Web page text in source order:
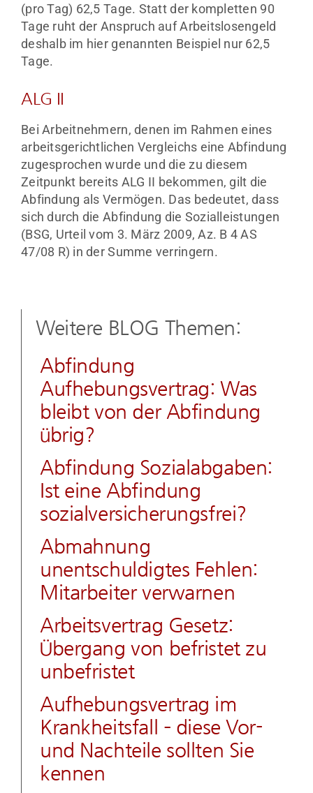
(pro Tag) 62,5 Tage. Statt der kompletten 90
Tage ruht der Anspruch auf Arbeitslosengeld
deshalb im hier genannten Beispiel nur 62,5
Tage.
ALG II
Bei Arbeitnehmern, denen im Rahmen eines
arbeitsgerichtlichen Vergleichs eine Abfindung
zugesprochen wurde und die zu diesem
Zeitpunkt bereits ALG II bekommen, gilt die
Abfindung als Vermögen. Das bedeutet, dass
sich durch die Abfindung die Sozialleistungen
(BSG, Urteil vom 3. März 2009, Az. B 4 AS
47/08 R) in der Summe verringern.
Weitere BLOG Themen:
Abfindung
Aufhebungsvertrag: Was
bleibt von der Abfindung
übrig?
Abfindung Sozialabgaben:
Ist eine Abfindung
sozialversicherungsfrei?
Abmahnung
unentschuldigtes Fehlen:
Mitarbeiter verwarnen
Arbeitsvertrag Gesetz:
Übergang von befristet zu
unbefristet
Aufhebungsvertrag im
Krankheitsfall – diese Vor-
und Nachteile sollten Sie
kennen